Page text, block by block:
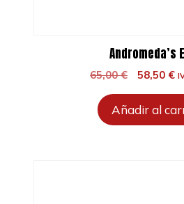
Andromeda’s
65,00€
El
original
era:
58,50 €El
Añadir al